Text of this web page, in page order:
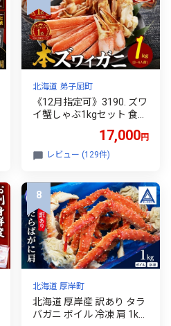
北海道 弟子屈町
《12月指定可》3190. ズワ
イ蟹しゃぶ1kgセット 食べ
3－4人前 カニ かに 蟹 海鮮
鍋 しゃぶしゃぶ ズワイガ
17,000円
レビュー (129件)
北海道 厚岸町
北海道 厚岸産 訳あり タラ
バガニ ボイル 冷凍 肩 1kg [